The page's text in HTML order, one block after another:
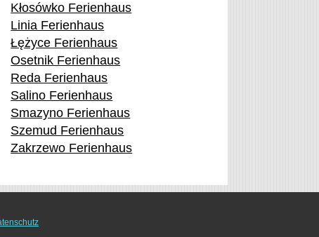
Kłosówko Ferienhaus
Linia Ferienhaus
Łężyce Ferienhaus
Osetnik Ferienhaus
Reda Ferienhaus
Salino Ferienhaus
Smazyno Ferienhaus
Szemud Ferienhaus
Zakrzewo Ferienhaus